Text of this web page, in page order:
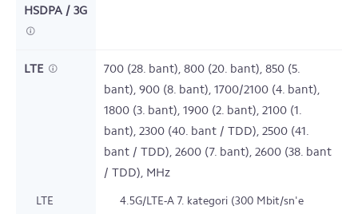
HSDPA / 3G
LTE
700 (28. bant), 800 (20. bant), 850 (5.
bant), 900 (8. bant), 1700/2100 (4. bant),
1800 (3. bant), 1900 (2. bant), 2100 (1.
bant), 2300 (40. bant / TDD), 2500 (41.
bant / TDD), 2600 (7. bant), 2600 (38. bant
/ TDD), MHz
LTE
4.5G/LTE-A 7. kategori (300 Mbit/sn'e